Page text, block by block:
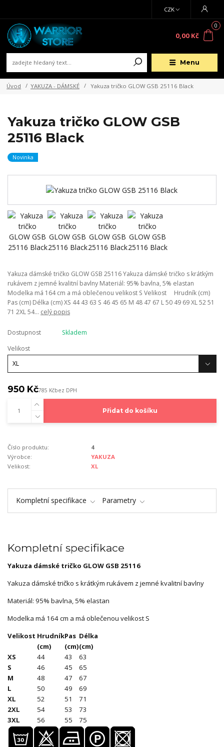
Menu
CZK
0
0,00 Kč
Úvod YAKUZA - DÁMSKÉ Yakuza tričko GLOW GSB 25116 Black
Yakuza tričko GLOW GSB
25116 Black
Novinka
Yakuza dámské tričko GLOW GSB 25116 Yakuza dámské tričko s krátkým
rukávem z jemné kvalitní bavlny Materiál: 95% bavlna, 5% elastan
Modelka má 164 cm a má oblečenou velikost S Velikost Hrudník (cm)
Pas (cm) Délka (cm) XS 44 43 63 S 46 45 65 M 48 47 67 L 50 49 69 XL 52 51
71 2XL 54... celý popis
Dostupnost
Skladem
Velikost
950 Kč785 Kčbez DPH
Přidat do košíku
Číslo produktu:
4
Výrobce:
YAKUZA
Velikost:
XL
Kompletní specifikace Parametry
Kompletní specifikace
Yakuza dámské tričko GLOW GSB 25116
Yakuza dámské tričko s krátkým rukávem z jemné kvalitní bavlny
Materiál: 95% bavlna, 5% elastan
Modelka má 164 cm a má oblečenou velikost S
Velikost Hrudník
(cm)
Pas
(cm)
Délka
(cm)
XS
44 43
63
S
46 45
65
M
48 47
67
L
50 49
69
XL
52 51
71
2XL
54 53
73
3XL
56 55 75